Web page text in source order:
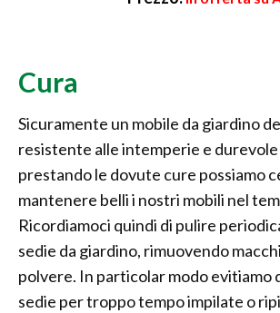
Cura
Sicuramente un mobile da giardino
resistente alle intemperie e
prestando le dovute cure possiamo
mantenere belli i nostri mobili nel
Ricordiamoci quindi di pulire
sedie da giardino, rimuovendo
polvere. In particolar modo evitiamo
sedie per troppo tempo impilate o